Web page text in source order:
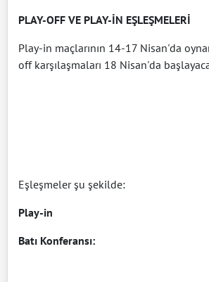
PLAY-OFF VE PLAY-İN EŞLEŞMELERİ
Play-in maçlarının 14-17 Nisan'da
off karşılaşmaları 18 Nisan'da
Eşleşmeler şu şekilde:
Play-in
Batı Konferansı: